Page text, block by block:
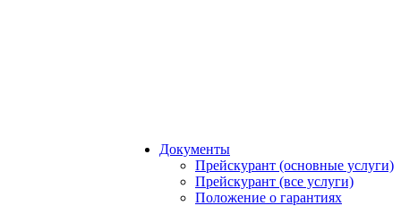
Документы
Прейскурант (основные услуги)
Прейскурант (все услуги)
Положение о гарантиях